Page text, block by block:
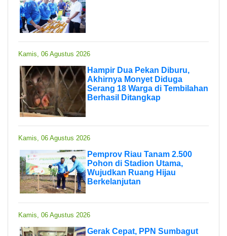
Kamis, 06 Agustus 2026
Hampir Dua Pekan Diburu,
Akhirnya Monyet Diduga
Serang 18 Warga di Tembilahan
Berhasil Ditangkap
Kamis, 06 Agustus 2026
Pemprov Riau Tanam 2.500
Pohon di Stadion Utama,
Wujudkan Ruang Hijau
Berkelanjutan
Kamis, 06 Agustus 2026
Gerak Cepat, PPN Sumbagut